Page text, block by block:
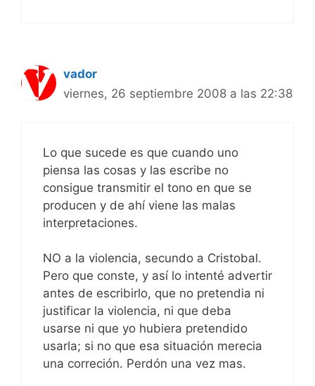
vador
viernes, 26 septiembre 2008 a las 22:38
Lo que sucede es que cuando uno
piensa las cosas y las escribe no
consigue transmitir el tono en que se
producen y de ahí viene las malas
interpretaciones.
NO a la violencia, secundo a Cristobal.
Pero que conste, y así lo intenté advertir
antes de escribirlo, que no pretendia ni
justificar la violencia, ni que deba
usarse ni que yo hubiera pretendido
usarla; si no que esa situación merecia
una correción. Perdón una vez mas.